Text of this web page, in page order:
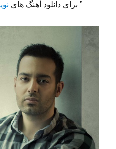
” برای دانلود آهنگ های